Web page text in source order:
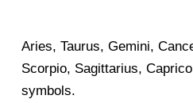
Aries, Taurus, Gemini,
Scorpio, Sagittarius,
symbols.